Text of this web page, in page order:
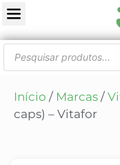
Início / Marcas /
caps) – Vitafor